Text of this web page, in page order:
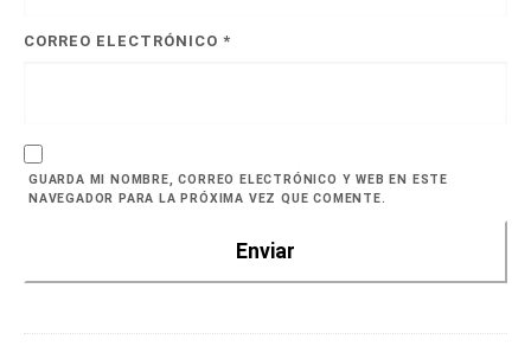
CORREO ELECTRÓNICO *
GUARDA MI NOMBRE, CORREO ELECTRÓNICO Y WEB EN ESTE
NAVEGADOR PARA LA PRÓXIMA VEZ QUE COMENTE.